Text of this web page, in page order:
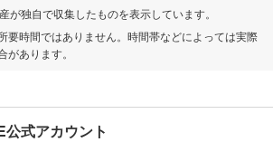
が独自で収集したものを表示しています。
要時間ではありません。時間帯などによっては実際
あります。
式アカウント